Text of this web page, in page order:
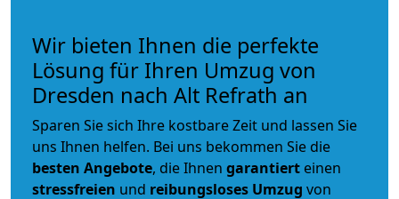
Wir bieten Ihnen die perfekte
Lösung für Ihren Umzug von
Dresden nach Alt Refrath an
Sparen Sie sich Ihre kostbare Zeit und lassen Sie
uns Ihnen helfen. Bei uns bekommen Sie die
besten Angebote, die Ihnen garantiert einen
stressfreien und reibungsloses Umzug von